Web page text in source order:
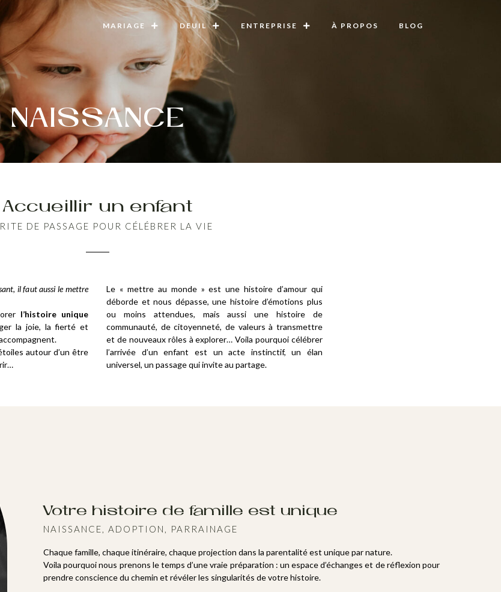
MARIAGE DEUIL ENTREPRISE À PROPOS BLOG
NAISSANCE
Accueillir un enfant
DE PASSAGE POUR CÉLÉBRER LA VIE
il faut aussi le mettre
l’histoire unique
la joie, la fierté et
autour d’un être
Le « mettre au monde » est une histoire d’amour qui
déborde et nous dépasse, une histoire d’émotions plus
ou moins attendues, mais aussi une histoire de
communauté, de citoyenneté, de valeurs à transmettre
et de nouveaux rôles à explorer… Voila pourquoi célébrer
l’arrivée d’un enfant est un acte instinctif, un élan
universel, un passage qui invite au partage.
Votre histoire de famille est unique
NAISSANCE, ADOPTION, PARRAINAGE
Chaque famille, chaqueitinéraire, chaque projection dans la parentalité est unique par nature.
Voila pourquoi nous prenons le temps d’une vraie préparation : un espace d’échanges et de réflexion pour
prendre conscience du chemin et révéler les singularités de votre histoire.